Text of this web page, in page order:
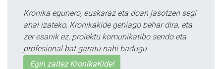
Kronika egunero, euskaraz eta doan jasotzen segi
ahal izateko, Kronikakide gehiago behar dira, eta
zer esanik ez, proiektu komunikatibo sendo eta
profesional bat garatu nahi badugu.
Egin zaitez KronikaKide!